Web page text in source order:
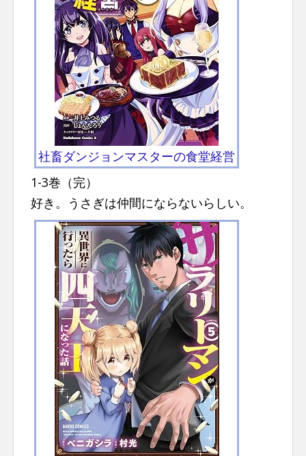
社畜ダンジョンマスターの食堂経営
1-3巻（完）
好き。うさぎは仲間にならないらしい。